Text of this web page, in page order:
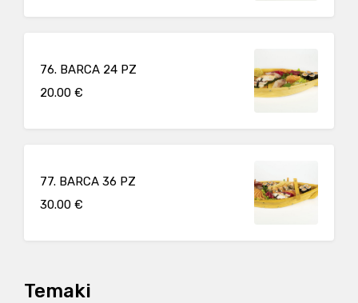
76. BARCA 24 PZ
20.00 €
77. BARCA 36 PZ
30.00 €
Temaki